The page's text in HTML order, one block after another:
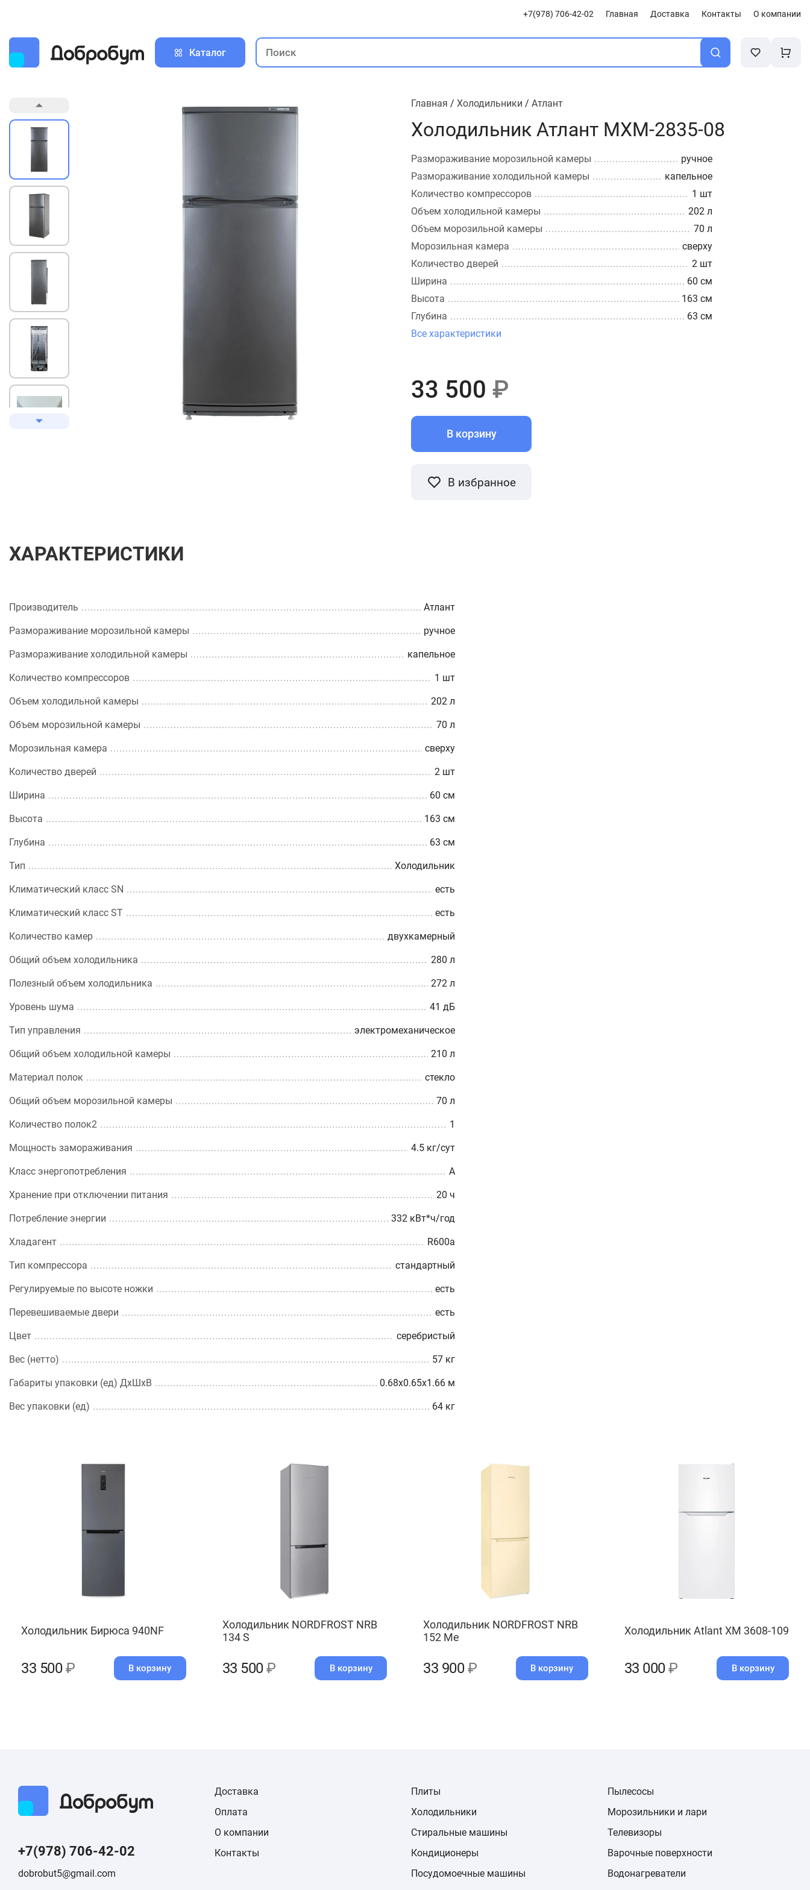
+7(978) 706-42-02 Главная Доставка Контакты О компании
Каталог
Главная / Холодильники / Атлант
Холодильник Атлант MXM-2835-08
Размораживание морозильной камеры
ручное
Размораживание холодильной камеры
капельное
Количество компрессоров
1 шт
Объем холодильной камеры
202 л
Объем морозильной камеры
70 л
Морозильная камера
сверху
Количество дверей
2 шт
Ширина
60 см
Высота
163 см
Глубина
63 см
Все характеристики
33 500 ₽
В корзину
В избранное
ХАРАКТЕРИСТИКИ
Производитель Атлант
Размораживание морозильной камеры ручное
Размораживание холодильной камеры капельное
Количество компрессоров 1 шт
Объем холодильной камеры 202 л
Объем морозильной камеры 70 л
Морозильная камера сверху
Количество дверей 2 шт
Ширина 60 см
Высота 163 см
Глубина 63 см
Тип Холодильник
Климатический класс SN есть
Климатический класс ST есть
Количество камер двухкамерный
Общий объем холодильника 280 л
Полезный объем холодильника 272 л
Уровень шума 41 дБ
Тип управления электромеханическое
Общий объем холодильной камеры 210 л
Материал полок стекло
Общий объем морозильной камеры 70 л
Количество полок2 1
Мощность замораживания 4.5 кг/сут
Класс энергопотребления A
Хранение при отключении питания 20 ч
Потребление энергии 332 кВт*ч/год
Хладагент R600a
Тип компрессора стандартный
Регулируемые по высоте ножки есть
Перевешиваемые двери есть
Цвет серебристый
Вес (нетто) 57 кг
Габариты упаковки (ед) ДхШхВ 0.68x0.65x1.66 м
Вес упаковки (ед) 64 кг
Холодильник Бирюса 940NF
33 500₽ В корзину
Холодильник NORDFROST NRB
134 S
33 500₽ В корзину
Холодильник NORDFROST NRB
152 Me
33 900₽ В корзину
Холодильник Atlant ХМ 3608-109
33 000₽ В корзину
+7(978) 706-42-02
dobrobut5@gmail.com
Доставка
Оплата
О компании
Контакты
Плиты
Холодильники
Стиральные машины
Кондиционеры
Посудомоечные машины
Пылесосы
Морозильники и лари
Телевизоры
Варочные поверхности
Водонагреватели